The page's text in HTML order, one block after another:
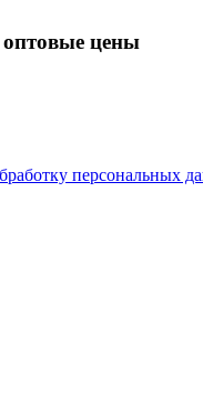
цены
персональных